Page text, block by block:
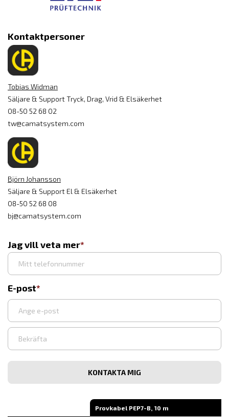
Kontaktpersoner
Tobias Widman
Säljare & Support Tryck, Drag, Vrid & Elsäkerhet
08-50 52 68 02
tw@camatsystem.com
Björn Johansson
Säljare & Support El & Elsäkerhet
08-50 52 68 08
bj@camatsystem.com
Jag vill veta mer
E-post
Ange
e-
Bekräfta
post
Provkabel PEP7-B, 10 m